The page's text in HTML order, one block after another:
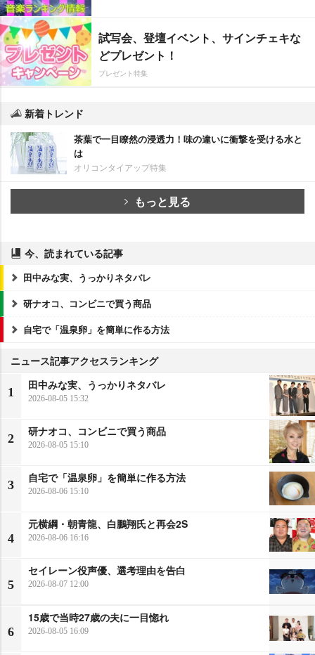
試写会、登壇イベント、サインチェキな
どプレゼント！
プレゼント特集
新着トレンド
茶葉で一目瞭然の浸透力！味の違いに衝撃を受ける水と
は
オリコンタイアップ特集
もっと見る
今、読まれている記事
田中みな実、うっかりネタバレ
研ナオコ、コンビニで買う商品
自宅で「温泉卵」を簡単に作る方法
ニュース記事アクセスランキング
1
田中みな実、うっかりネタバレ
2026-08-05 15:32
2
研ナオコ、コンビニで買う商品
2026-08-05 15:10
3
自宅で「温泉卵」を簡単に作る方法
2026-08-06 15:10
4
元横綱・朝青龍、白鵬翔氏と再会2S
2026-08-06 16:16
5
セイレーン役声優、選考理由を告白
2026-08-07 12:00
6
15歳で当時27歳の夫に一目惚れ
2026-08-05 16:09